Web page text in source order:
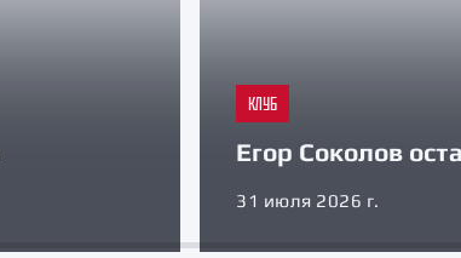
КЛУБ
Егор Соколов
31 июля 2026 г.